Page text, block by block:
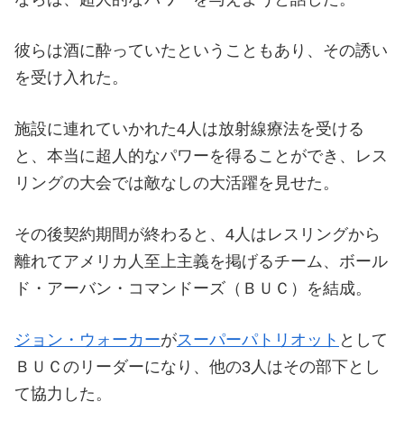
彼らは酒に酔っていたということもあり、その誘い
を受け入れた。
施設に連れていかれた4人は放射線療法を受ける
と、本当に超人的なパワーを得ることができ、レス
リングの大会では敵なしの大活躍を見せた。
その後契約期間が終わると、4人はレスリングから
離れてアメリカ人至上主義を掲げるチーム、ボール
ド・アーバン・コマンドーズ（ＢＵＣ）を結成。
ジョン・ウォーカーがスーパーパトリオット として
ＢＵＣのリーダーになり、他の3人はその部下とし
て協力した。